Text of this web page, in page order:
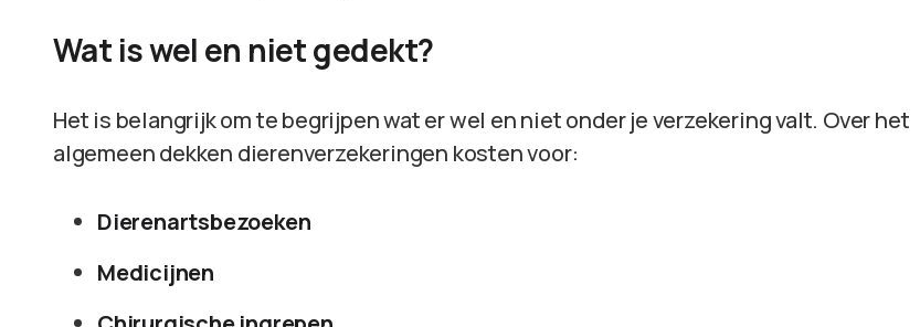
Wat is wel en niet gedekt?
Het is belangrijk om te begrijpen wat er wel en niet onder je verzekering valt. Over het
algemeen dekken dierenverzekeringen kosten voor:
Dierenartsbezoeken
Medicijnen